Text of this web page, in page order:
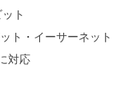
ト
ト・イーサーネット
対応